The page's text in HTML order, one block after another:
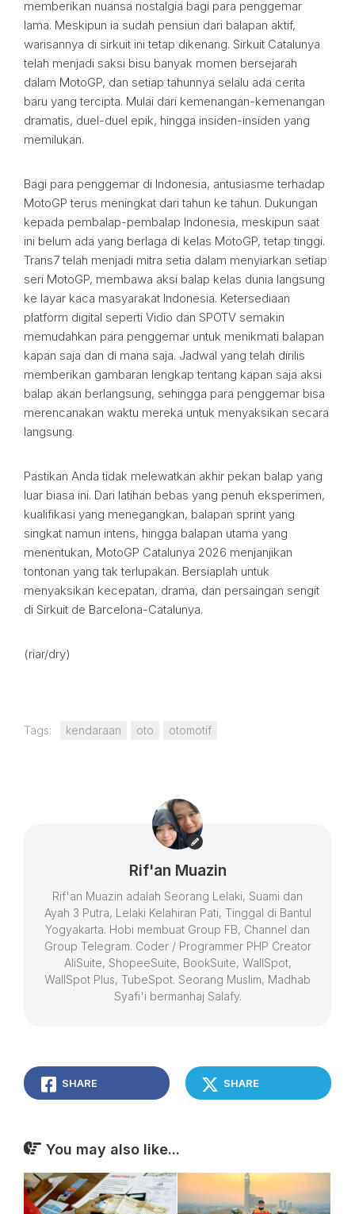
memberikan nuansa nostalgia bagi para penggemar
lama. Meskipun ia sudah pensiun dari balapan aktif,
warisannya di sirkuit ini tetap dikenang. Sirkuit Catalunya
telah menjadi saksi bisu banyak momen bersejarah
dalam MotoGP, dan setiap tahunnya selalu ada cerita
baru yang tercipta. Mulai dari kemenangan-kemenangan
dramatis, duel-duel epik, hingga insiden-insiden yang
memilukan.
Bagi para penggemar di Indonesia, antusiasme terhadap
MotoGP terus meningkat dari tahun ke tahun. Dukungan
kepada pembalap-pembalap Indonesia, meskipun saat
ini belum ada yang berlaga di kelas MotoGP, tetap tinggi.
Trans7 telah menjadi mitra setia dalam menyiarkan setiap
seri MotoGP, membawa aksi balap kelas dunia langsung
ke layar kaca masyarakat Indonesia. Ketersediaan
platform digital seperti Vidio dan SPOTV semakin
memudahkan para penggemar untuk menikmati balapan
kapan saja dan di mana saja. Jadwal yang telah dirilis
memberikan gambaran lengkap tentang kapan saja aksi
balap akan berlangsung, sehingga para penggemar bisa
merencanakan waktu mereka untuk menyaksikan secara
langsung.
Pastikan Anda tidak melewatkan akhir pekan balap yang
luar biasa ini. Dari latihan bebas yang penuh eksperimen,
kualifikasi yang menegangkan, balapan sprint yang
singkat namun intens, hingga balapan utama yang
menentukan, MotoGP Catalunya 2026 menjanjikan
tontonan yang tak terlupakan. Bersiaplah untuk
menyaksikan kecepatan, drama, dan persaingan sengit
di Sirkuit de Barcelona-Catalunya.
(riar/dry)
Tags: kendaraan oto otomotif
Rif'an Muazin
Rif'an Muazin adalah Seorang Lelaki, Suami dan
Ayah 3 Putra, Lelaki Kelahiran Pati, Tinggal di Bantul
Yogyakarta. Hobi membuat Group FB, Channel dan
Group Telegram. Coder / Programmer PHP Creator
AliSuite, ShopeeSuite, BookSuite, WallSpot,
WallSpot Plus, TubeSpot. Seorang Muslim, Madhab
Syafi'i bermanhaj Salafy.
SHARE SHARE
You may also like...